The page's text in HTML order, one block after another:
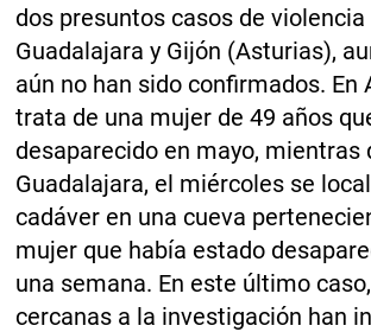
dos presuntos casos de
Guadalajara y Gijón (Asturias),
aún no han sido confirmados. En
trata de una mujer de 49 años
desaparecido en mayo, mientras
Guadalajara, el miércoles se
cadáver en una cueva
mujer que había estado
una semana. En este último
cercanas a la investigación han